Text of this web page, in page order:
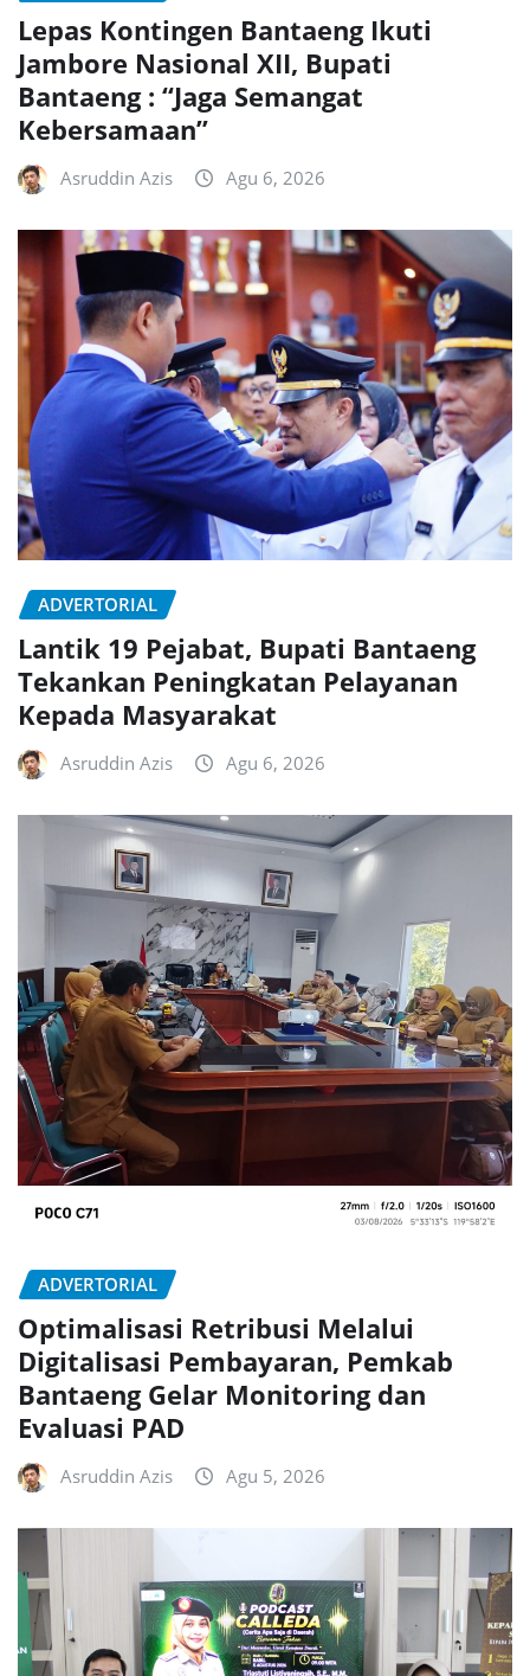
Lepas Kontingen Bantaeng Ikuti
Jambore Nasional XII, Bupati
Bantaeng : “Jaga Semangat
Kebersamaan”
Asruddin Azis Agu 6, 2026
ADVERTORIAL
Lantik 19 Pejabat, Bupati Bantaeng
Tekankan Peningkatan Pelayanan
Kepada Masyarakat
Asruddin Azis Agu 6, 2026
ADVERTORIAL
Optimalisasi Retribusi Melalui
Digitalisasi Pembayaran, Pemkab
Bantaeng Gelar Monitoring dan
Evaluasi PAD
Asruddin Azis Agu 5, 2026